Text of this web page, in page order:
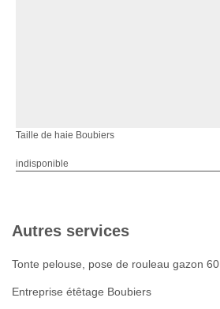
Taille de haie Boubiers
indisponible
Autres services
Tonte pelouse, pose de rouleau gazon 60
Entreprise étêtage Boubiers